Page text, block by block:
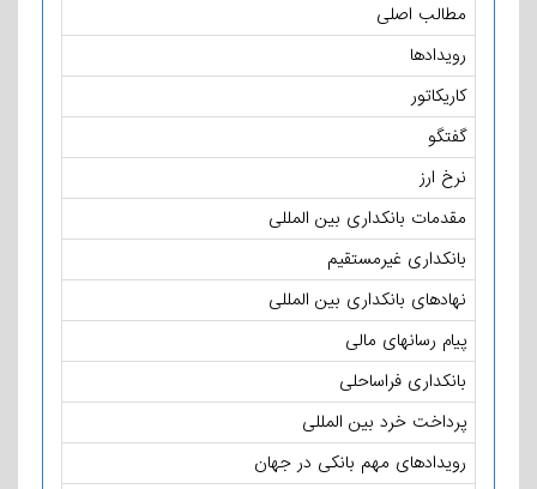
مطالب اصلی
رویدادها
کاریکاتور
گفتگو
نرخ ارز
مقدمات بانکداری بین المللی
بانکداری غیرمستقیم
نهادهای بانکداری بین المللی
پیام رسانهای مالی
بانکداری فراساحلی
پرداخت خرد بین المللی
رویدادهای مهم بانکی در جهان